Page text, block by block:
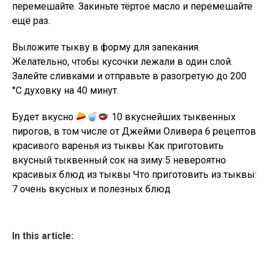
перемешайте. Закиньте тёртое масло и перемешайте
ещё раз.
Выложите тыкву в форму для запекания.
Желательно, чтобы кусочки лежали в один слой.
Залейте сливками и отправьте в разогретую до 200
°C духовку на 40 минут.
Будет вкусно
10 вкуснейших тыквенных
пирогов, в том числе от Джейми Оливера 6 рецептов
красивого варенья из тыквы Как приготовить
вкусный тыквенный сок на зиму 5 невероятно
красивых блюд из тыквы Что приготовить из тыквы:
7 очень вкусных и полезных блюд
In this article: